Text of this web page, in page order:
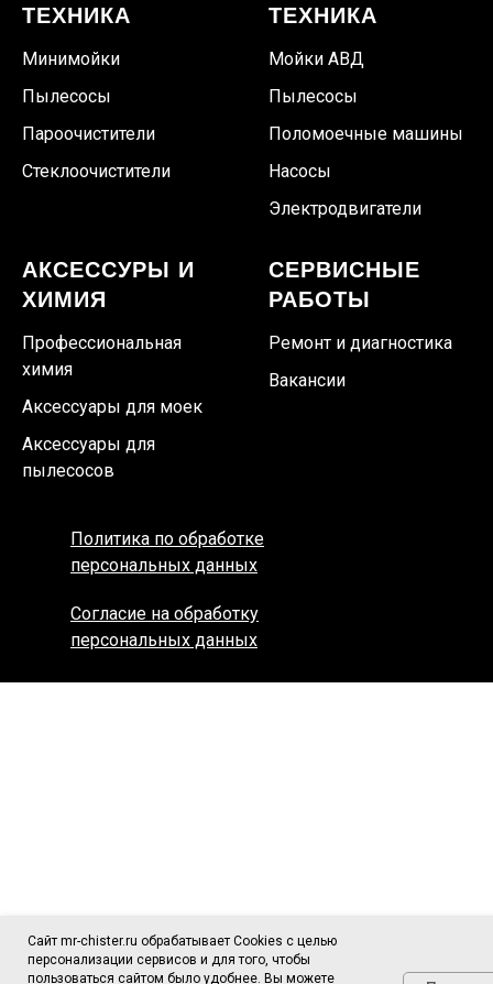
ТЕХНИКА
Минимойки
Пылесосы
Пароочистители
Стеклоочистители
ТЕХНИКА
Мойки АВД
Пылесосы
Поломоечные машины
Насосы
Электродвигатели
АКСЕССУРЫ И
ХИМИЯ
Профессиональная
химия
Аксессуары для моек
Аксессуары для
пылесосов
СЕРВИСНЫЕ
РАБОТЫ
Ремонт и диагностика
Вакансии
Сайт mr-chister.ru обрабатывает Cookies с целью
персонализации сервисов и для того, чтобы
пользоваться сайтом было удобнее. Вы можете
Политика по обработке
персональных данных
Согласие на обработку
персональных данных